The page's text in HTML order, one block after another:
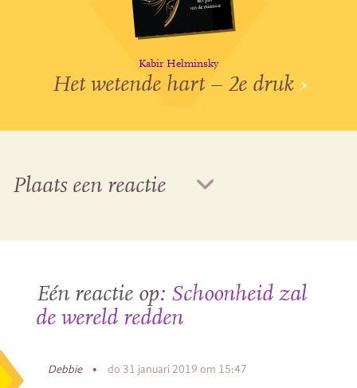
Kabir Helminsky
Het wetende hart – 2e druk ›
Plaats een reactie
Eén reactie op: Schoonheid zal
de wereld redden
Debbie •
do 31 januari 2019 om 15:47